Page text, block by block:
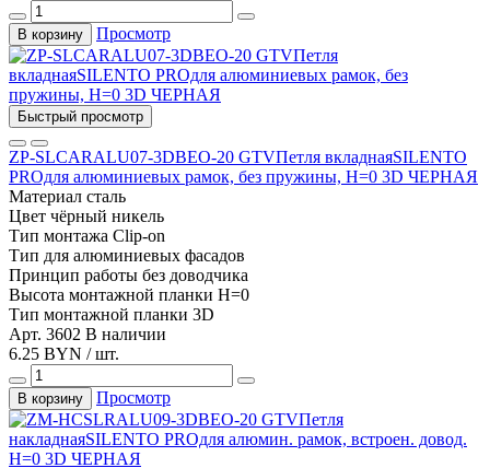
В корзину Просмотр
Быстрый просмотр
ZP-SLCARALU07-3DBEO-20 GTVПетля вкладнаяSILENTO
PROдля алюминиевых рамок, без пружины, Н=0 3D ЧЕРНАЯ
Материал сталь
Цвет чёрный никель
Тип монтажа Clip-on
Тип для алюминиевых фасадов
Принцип работы без доводчика
Высота монтажной планки H=0
Тип монтажной планки 3D
Арт. 3602 В наличии
6.25 BYN / шт.
В корзину Просмотр